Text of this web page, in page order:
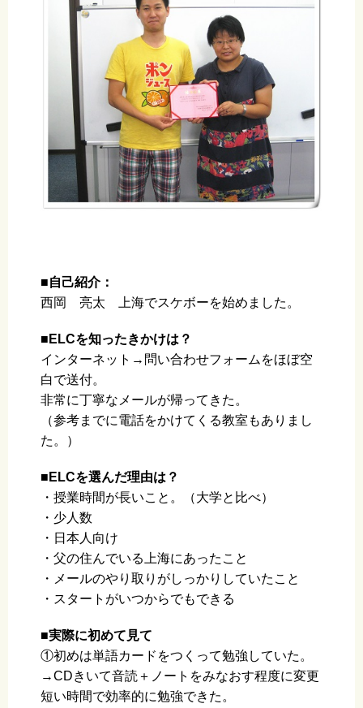
■自己紹介：
西岡 亮太 上海でスケボーを始めました。
■ELCを知ったきかけは？
インターネット→問い合わせフォームをほぼ空
白で送付。
非常に丁寧なメールが帰ってきた。
（参考までに電話をかけてくる教室もありまし
た。）
■ELCを選んだ理由は？
・授業時間が長いこと。（大学と比べ）
・少人数
・日本人向け
・父の住んでいる上海にあったこと
・メールのやり取りがしっかりしていたこと
・スタートがいつからでもできる
■実際に初めて見て
①初めは単語カードをつくって勉強していた。
→CDきいて音読＋ノートをみなおす程度に変更
短い時間で効率的に勉強できた。